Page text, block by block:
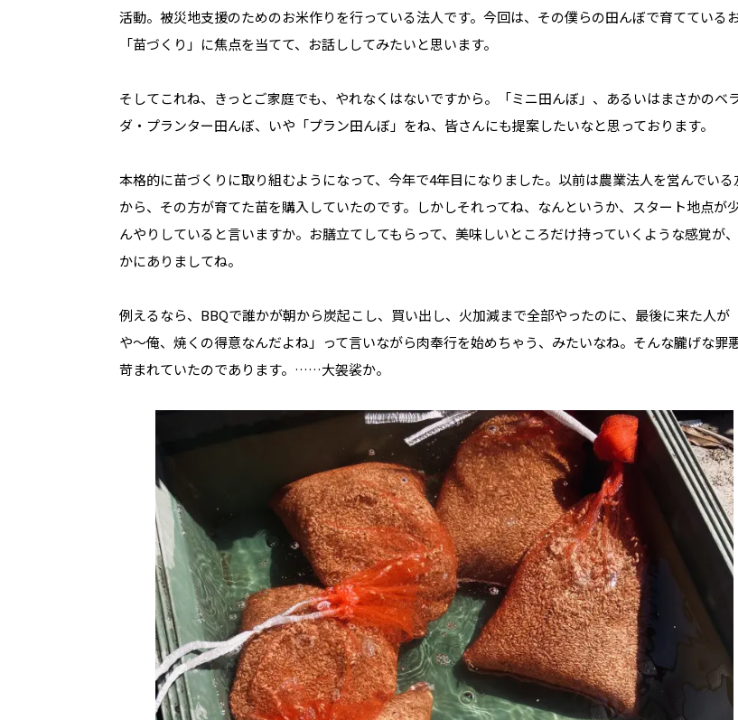
活動。被災地支援のためのお米作りを行っている法人です。今回は、その僕らの田んぼで育てている
「苗づくり」に焦点を当てて、お話ししてみたいと思います。
そしてこれね、きっとご家庭でも、やれなくはないですから。「ミニ田んぼ」、あるいはまさかのベ
ダ・プランター田んぼ、いや「プラン田んぼ」をね、皆さんにも提案したいなと思っております。
本格的に苗づくりに取り組むようになって、今年で4年目になりました。以前は農業法人を営んでいる
から、その方が育てた苗を購入していたのです。しかしそれってね、なんというか、スタート地点が
んやりしていると言いますか。お膳立てしてもらって、美味しいところだけ持っていくような感覚が
かにありましてね。
例えるなら、BBQで誰かが朝から炭起こし、買い出し、火加減まで全部やったのに、最後に来た人が
や〜俺、焼くの得意なんだよね」って言いながら肉奉行を始めちゃう、みたいなね。そんな朧げな罪
苛まれていたのであります。……大袈裟か。